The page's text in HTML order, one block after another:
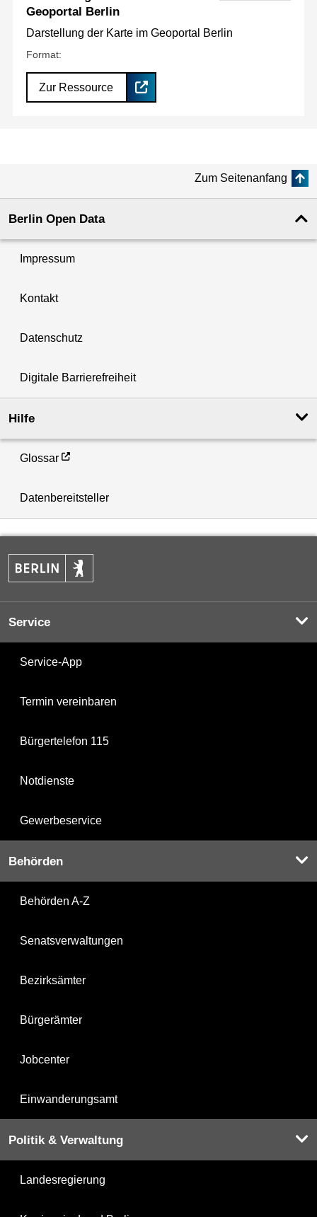
Geoportal Berlin
Darstellung der Karte im Geoportal Berlin
Format:
Zur Ressource
Zum Seitenanfang
Berlin Open Data
Impressum
Kontakt
Datenschutz
Digitale Barrierefreiheit
Hilfe
Glossar
Datenbereitsteller
Service
Service-App
Termin vereinbaren
Bürgertelefon 115
Notdienste
Gewerbeservice
Behörden
Behörden A-Z
Senatsverwaltungen
Bezirksämter
Bürgerämter
Jobcenter
Einwanderungsamt
Politik & Verwaltung
Landesregierung